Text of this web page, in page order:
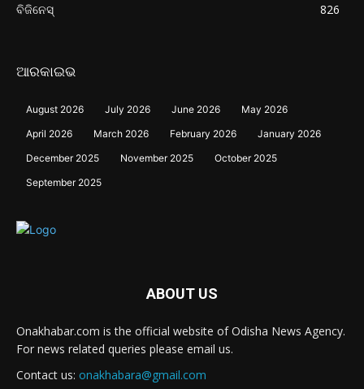
ବିଜିନେସ୍
826
ଆରକାଇଭ
August 2026 July 2026 June 2026
May 2026
April 2026
March 2026 February 2026
January 2026
December 2025
November 2025
October 2025
September 2025
ABOUT US
Onakhabar.com is the official website of Odisha News Agency.
For news related queries please email us.
Contact us: onakhabara@gmail.com